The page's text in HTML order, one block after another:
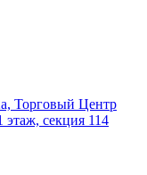
Торговый Центр
секция 114